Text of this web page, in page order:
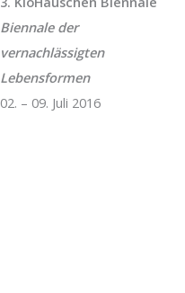
Biennale der
vernachlässigten
Lebensformen
02. – 09. Juli 2016